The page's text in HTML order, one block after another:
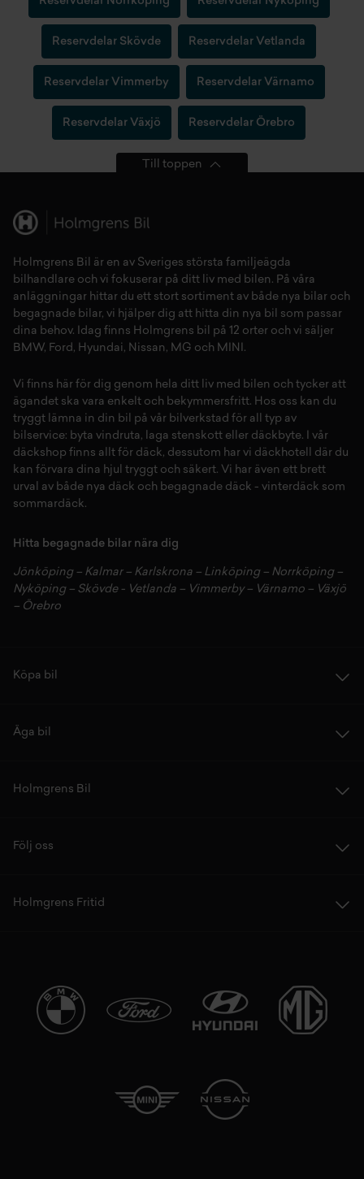
Reservdelar Skövde Reservdelar Vetlanda
Reservdelar Vimmerby Reservdelar Värnamo
Reservdelar Växjö Reservdelar Örebro
Till toppen
Holmgrens Bil är en av Sveriges största familjeägda
bilhandlare och vi fokuserar på ditt liv med bilen. På våra
anläggningar hittar du ett stort sortiment av både nya bilar och
begagnade bilar, vi hjälper dig att hitta din nya bil som passar
dina behov. Idag finns Holmgrens bil på 12 orter och vi säljer
BMW, Ford, Hyundai, Nissan , MG och MINI.
Vi finns här för dig genom hela ditt liv med bilen och tycker att
ägandet ska vara enkelt och bekymmersfritt. Hos oss kan du
tryggt lämna in din bil på vår bilverkstad för all typ av
bilservice: byta vindruta, laga stenskott eller däckbyte. I vår
däckshop finns allt för däck, dessutom har vi däckhotell där du
kan förvara dina hjul tryggt och säkert. Vi har även ett brett
urval av både nya däck och begagnade däck - vinterdäck som
sommardäck.
Hitta begagnade bilar nära dig
Jönköping– Kalmar – Karlskrona – Linköping– Norrköping–
Nyköping– Skövde- Vetlanda – Vimmerby– Värnamo – Växjö
– Örebro
Köpa bil
Äga bil
Holmgrens Bil
Följ oss
Holmgrens Fritid